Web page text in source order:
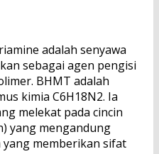
adalah senyawa
sebagai agen pengisi
BHMT adalah
kimia C6H18N2. Ia
melekat pada cincin
yang mengandung
memberikan sifat